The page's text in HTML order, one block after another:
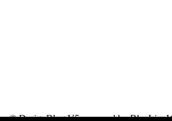
© DesignBlog V5 powered by